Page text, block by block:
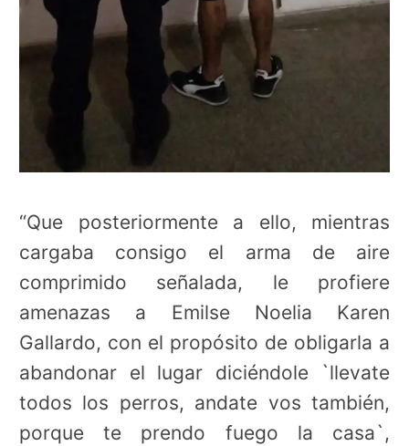
“Que posteriormente a ello, mientras
cargaba consigo el arma de aire
comprimido señalada, le profiere
amenazas a Emilse Noelia Karen
Gallardo, con el propósito de obligarla a
abandonar el lugar diciéndole `llevate
todos los perros, andate vos también,
porque te prendo fuego la casa`,